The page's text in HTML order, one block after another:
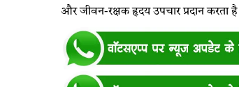
और जीवन-रक्षक हृदय उपचार प्रदान करता